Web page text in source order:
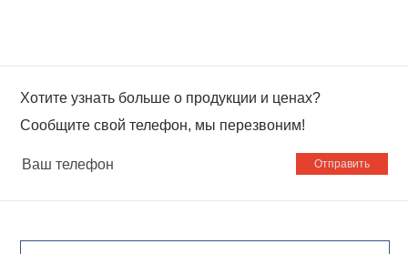
Хотите узнать больше о продукции и ценах?
Сообщите свой телефон, мы перезвоним!
Ваш